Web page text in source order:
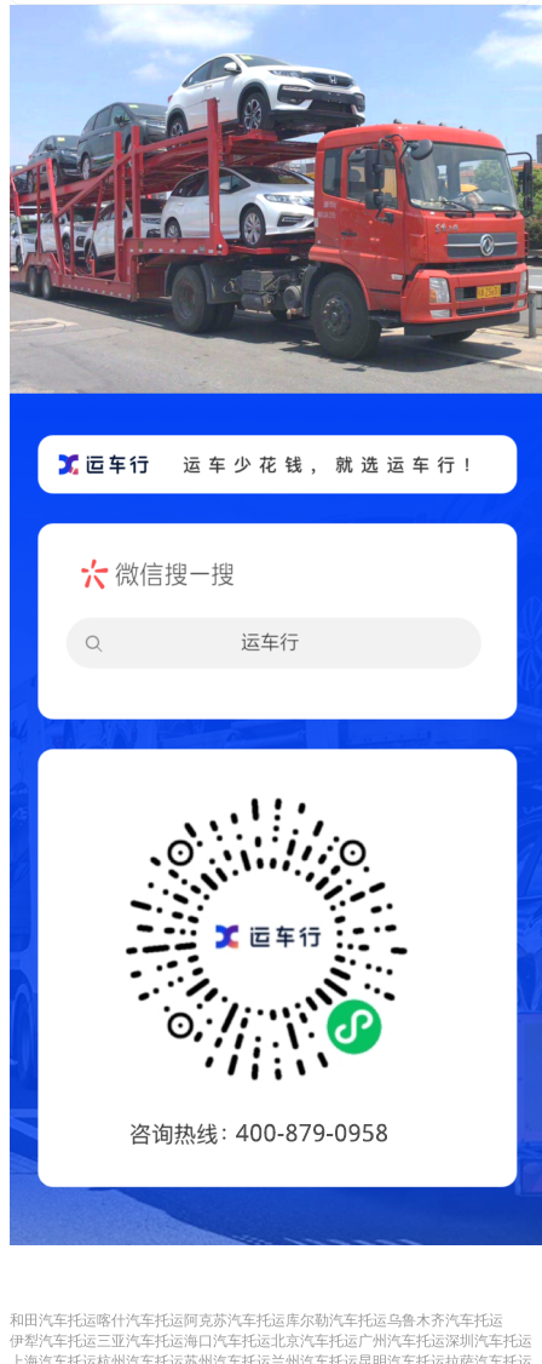
和田汽车托运喀什汽车托运阿克苏汽车托运库尔勒汽车托运乌鲁木齐汽车托运
伊犁汽车托运三亚汽车托运海口汽车托运北京汽车托运广州汽车托运深圳汽车托运